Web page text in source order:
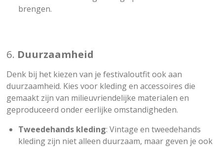
brengen.
6. Duurzaamheid
Denk bij het kiezen van je festivaloutfit ook aan
duurzaamheid. Kies voor kleding en accessoires die
gemaakt zijn van milieuvriendelijke materialen en
geproduceerd onder eerlijke omstandigheden.
Tweedehands kleding: Vintage en tweedehands
kleding zijn niet alleen duurzaam, maar geven je ook